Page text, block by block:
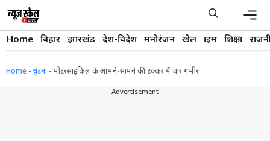
content
Home बिहार झारखंड देश-विदेश मनोरंजन खेल क्राइम शिक्षा
Home - दुर्घटना - मोटरसाइकिल के आमने-सामने की टक्कर में चार गंभीर
---Advertisement---